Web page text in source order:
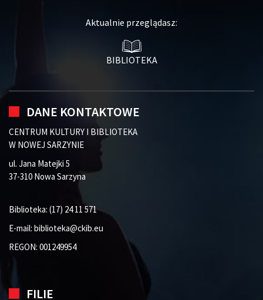
Aktualnie przeglądasz:
BIBLIOTEKA
DANE KONTAKTOWE
CENTRUM KULTURY I BIBLIOTEKA
W NOWEJ SARZYNIE
ul. Jana Matejki 5
37-310 Nowa Sarzyna
Biblioteka: (17) 24 11 571
E-mail: biblioteka@ckib.eu
REGON: 001249954
FILIE